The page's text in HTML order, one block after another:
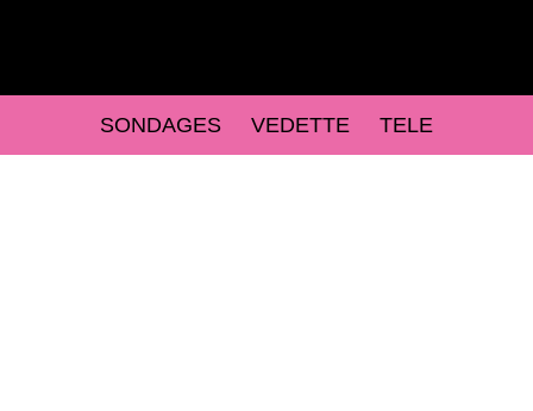
SONDAGES VEDETTE TELE